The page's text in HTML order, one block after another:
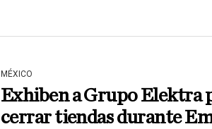
MÉXICO
Exhiben a Grupo Elektra
cerrar tiendas durante